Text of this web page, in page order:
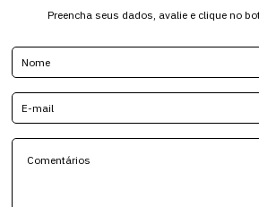
Preencha seus dados, avalie e clique no